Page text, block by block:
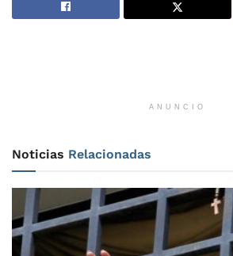
ANUNCIO
Noticias Relacionadas